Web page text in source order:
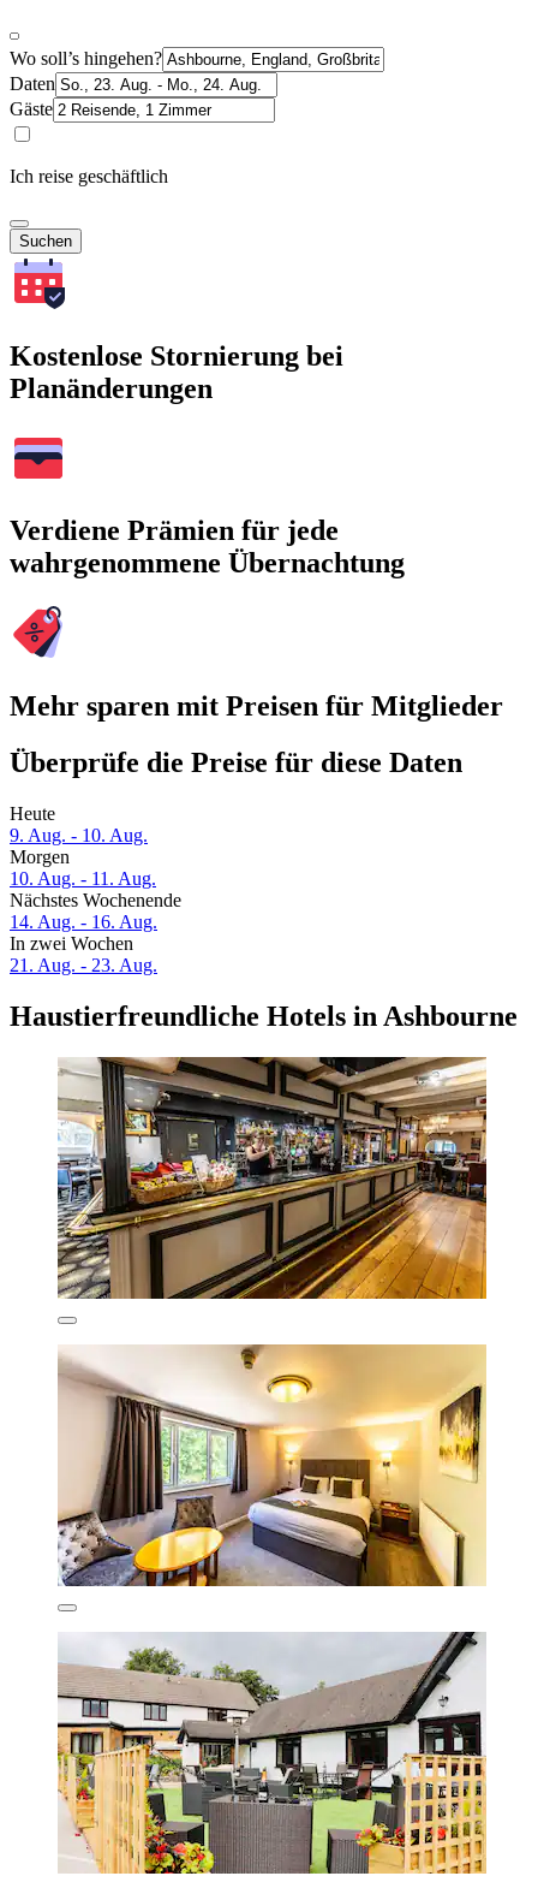
Wo soll’s hingehen?
Daten
Gäste
Ich reise geschäftlich
Suchen
Kostenlose Stornierung bei
Planänderungen
Verdiene Prämien für jede
wahrgenommene Übernachtung
Mehr sparen mit Preisen für Mitglieder
Überprüfe die Preise für diese Daten
Heute
9. Aug. - 10. Aug.
Morgen
10. Aug. - 11. Aug.
Nächstes Wochenende
14. Aug. - 16. Aug.
In zwei Wochen
21. Aug. - 23. Aug.
Haustierfreundliche Hotels in Ashbourne